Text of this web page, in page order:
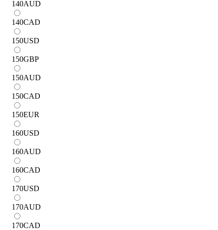
140AUD
140CAD
150USD
150GBP
150AUD
150CAD
150EUR
160USD
160AUD
160CAD
170USD
170AUD
170CAD